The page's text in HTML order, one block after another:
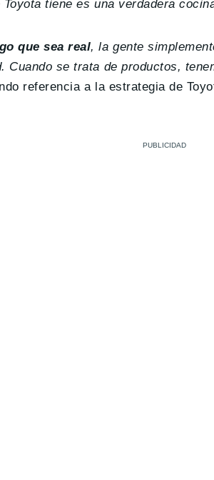
tiene es una verdadera
que sea real, la gente
Cuando se trata de productos,
referencia a la estrategia de